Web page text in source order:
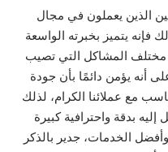
الذين يعملون في مجال
فإنه يتميز بخبرته الواسعة
مختلف المشاكل التي تصيب
أنه يؤمن دائمًا بأن جودة
مع عملائنا الكرام، لذلك
إليه بدقة واحترافية كبيرة
الخدمات، جدير بالذكر